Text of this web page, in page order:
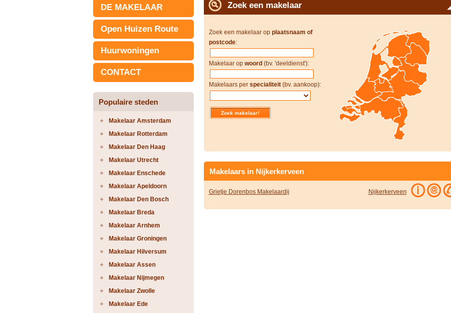
DE MAKELAAR
Open Huizen Route
Huurwoningen
CONTACT
Populaire steden
Makelaar Amsterdam
Makelaar Rotterdam
Makelaar Den Haag
Makelaar Utrecht
Makelaar Enschede
Makelaar Apeldoorn
Makelaar Den Bosch
Makelaar Breda
Makelaar Arnhem
Makelaar Groningen
Makelaar Hilversum
Makelaar Assen
Makelaar Nijmegen
Makelaar Zwolle
Makelaar Ede
Zoek een makelaar
Zoek een makelaar op plaatsnaam of
postcode:
Makelaar op woord (bv. 'deeldienst'):
Makelaars per specialiteit(bv. aankoop):
Makelaars in Nijkerkerveen
Grietje Dorenbos Makelaardij Nijkerkerveen